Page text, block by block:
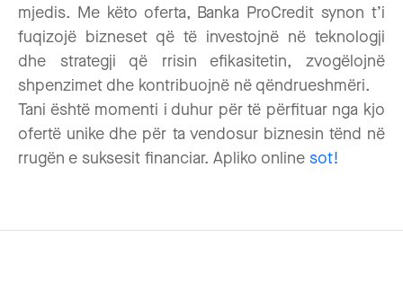
mjedis. Me këto oferta, Banka ProCredit synon t’i
fuqizojë bizneset që të investojnë në teknologji
dhe strategji që rrisin efikasitetin, zvogëlojnë
shpenzimet dhe kontribuojnë në qëndrueshmëri.
Tani është momenti i duhur për të përfituar nga kjo
ofertë unike dhe për ta vendosur biznesin tënd në
rrugën e suksesit financiar. Apliko online sot!